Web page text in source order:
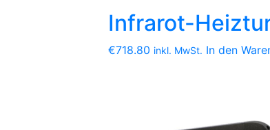
Infrarot-
€718.80 inkl. MwSt. In den